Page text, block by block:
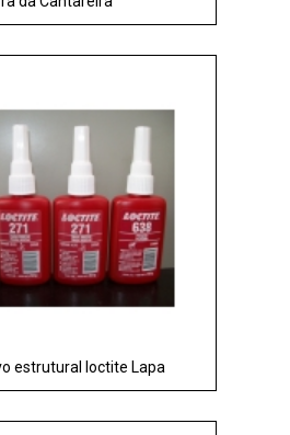
estrutural loctite Lapa